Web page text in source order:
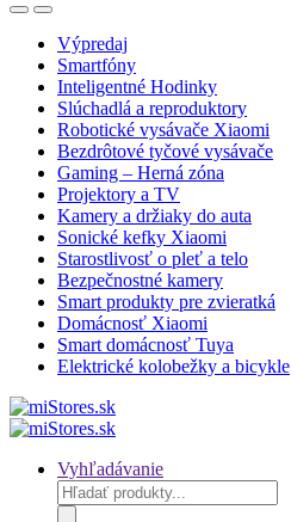
OpenClose
Výpredaj
Smartfóny
Inteligentné Hodinky
Slúchadlá a reproduktory
Robotické vysávače Xiaomi
Bezdrôtové tyčové vysávače
Gaming – Herná zóna
Projektory a TV
Kamery a držiaky do auta
Sonické kefky Xiaomi
Starostlivosť o pleť a telo
Bezpečnostné kamery
Smart produkty pre zvieratká
Domácnosť Xiaomi
Smart domácnosť Tuya
Elektrické kolobežky a bicykle
Vyhľadávanie
Products
search